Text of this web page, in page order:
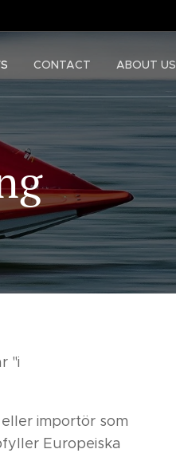
CONTACT ABOUT US
"i
importör som
Europeiska